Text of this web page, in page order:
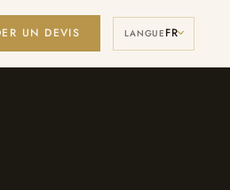
UN DEVIS LANGUE FR
Manage Cookies